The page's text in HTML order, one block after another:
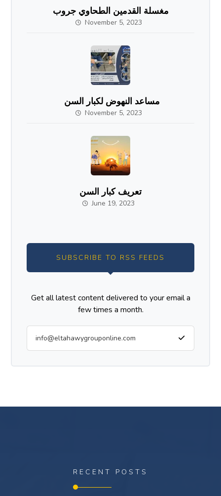
مغسلة القدمين الطحاوي جروب
November 5, 2023
مساعد النهوض لكبار السن
November 5, 2023
تعريف كبار السن
June 19, 2023
SUBSCRIBE TO RSS FEEDS
Get all latest content delivered to your email a
few times a month.
RECENT POSTS